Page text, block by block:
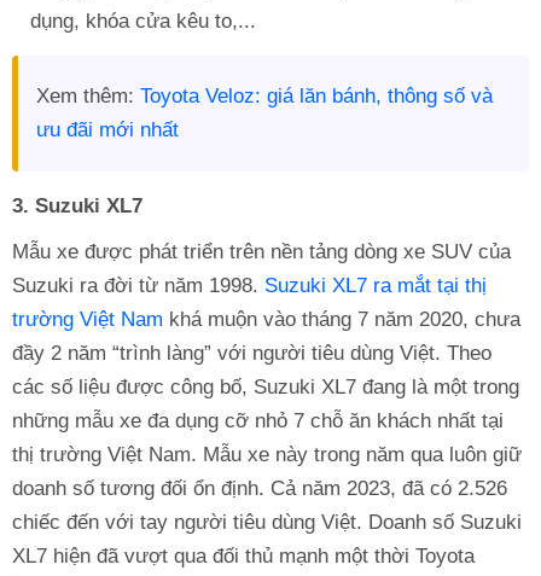
dụng, khóa cửa kêu to,...
Xem thêm: Toyota Veloz: giá lăn bánh, thông số và
ưu đãi mới nhất
3. Suzuki XL7
Mẫu xe được phát triển trên nền tảng dòng xe SUV của
Suzuki ra đời từ năm 1998. Suzuki XL7 ra mắt tại thị
trường Việt Nam khá muộn vào tháng 7 năm 2020, chưa
đầy 2 năm “trình làng” với người tiêu dùng Việt. Theo
các số liệu được công bố, Suzuki XL7 đang là một trong
những mẫu xe đa dụng cỡ nhỏ 7 chỗ ăn khách nhất tại
thị trường Việt Nam. Mẫu xe này trong năm qua luôn giữ
doanh số tương đối ổn định. Cả năm 2023, đã có 2.526
chiếc đến với tay người tiêu dùng Việt. Doanh số Suzuki
XL7 hiện đã vượt qua đối thủ mạnh một thời Toyota